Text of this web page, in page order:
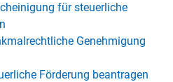
für steuerliche
Genehmigung
Förderung beantragen